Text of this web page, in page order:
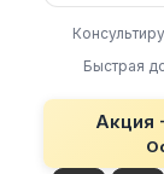
Быстрая
Акция